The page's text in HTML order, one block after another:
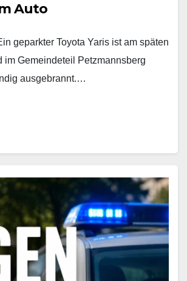
Auto
geparkter Toyota Yaris ist am späten
im Gemeindeteil Petzmannsberg
ausgebrannt.…